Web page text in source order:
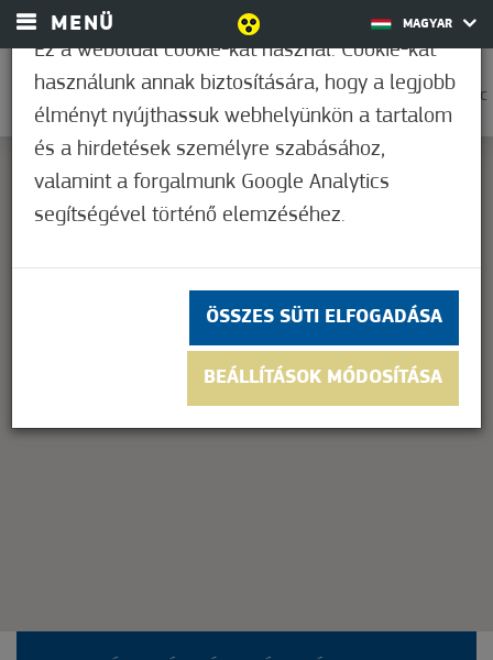
MENÜ MAGYAR
0
30,7°C
This page can't load Google Maps correctly.
Do you own this website? OK
Ez a weboldal cookie-kat használ. Cookie-kat
használunk annak biztosítására, hogy a legjobb
élményt nyújthassuk webhelyünkön a tartalom
és a hirdetések személyre szabásához,
valamint a forgalmunk Google Analytics
segítségével történő elemzéséhez.
ÖSSZES SÜTI ELFOGADÁSA
BEÁLLÍTÁSOK MÓDOSÍTÁSA